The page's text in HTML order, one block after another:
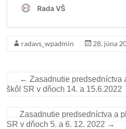
radavs_wpadmin 28. júna
← Zasadnutie predsedníctva
škôl SR v dňoch 14. a 15.6.2022
Zasadnutie predsedníctva a
SR v dňoch 5. a 6. 12. 2022 →